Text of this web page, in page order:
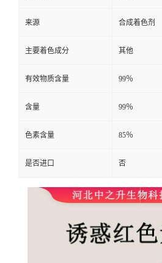
来源 合成着色剂
主要着色成分 其他
有效物质含量 99％
含量 99％
色素含量 85％
是否进口 否